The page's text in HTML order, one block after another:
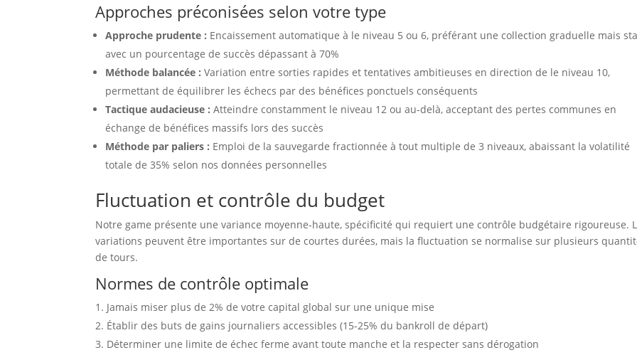
Approches préconisées selon votre type
Approche prudente : Encaissement automatique à le niveau 5 ou 6, préférant une collection graduelle mais
avec un pourcentage de succès dépassant à 70%
Méthode balancée : Variation entre sorties rapides et tentatives ambitieuses en direction de le niveau 10,
permettant de équilibrer les échecs par des bénéfices ponctuels conséquents
Tactique audacieuse : Atteindre constamment le niveau 12 ou au-delà, acceptant des pertes communes en
échange de bénéfices massifs lors des succès
Méthode par paliers : Emploi de la sauvegarde fractionnée à tout multiple de 3 niveaux, abaissant la volatilité
totale de 35% selon nos données personnelles
Fluctuation et contrôle du budget
Notre game présente une variance moyenne-haute, spécificité qui requiert une contrôle budgétaire rigoureuse.
variations peuvent être importantes sur de courtes durées, mais la fluctuation se normalise sur plusieurs
de tours.
Normes de contrôle optimale
Jamais miser plus de 2% de votre capital global sur une unique mise
Établir des buts de gains journaliers accessibles (15-25% du bankroll de départ)
Déterminer une limite de échec ferme avant toute manche et la respecter sans dérogation